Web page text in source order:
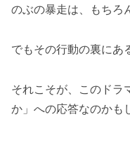
のぶの暴走は、もちろ
でもその行動の裏にあ
それこそが、このドラ
か」への応答なのかも